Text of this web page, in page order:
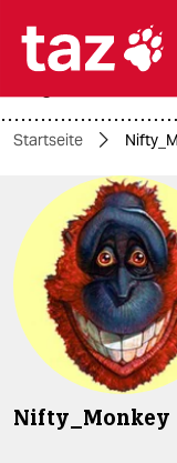

themen
politik
öko
gesellschaft
kultur
Startseite
Nifty_Monkey